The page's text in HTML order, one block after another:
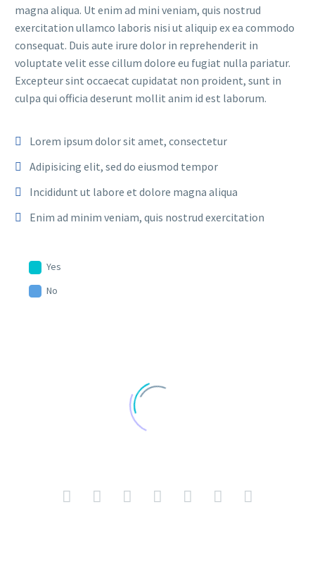
magna aliqua. Ut enim ad mini veniam, quis nostrud
exercitation ullamco laboris nisi ut aliquip ex ea commodo
consequat. Duis aute irure dolor in reprehenderit in
voluptate velit esse cillum dolore eu fugiat nulla pariatur.
Excepteur sint occaecat cupidatat non proident, sunt in
culpa qui officia deserunt mollit anim id est laborum.
Lorem ipsum dolor sit amet, consectetur
Adipisicing elit, sed do eiusmod tempor
Incididunt ut labore et dolore magna aliqua
Enim ad minim veniam, quis nostrud exercitation
Yes
No